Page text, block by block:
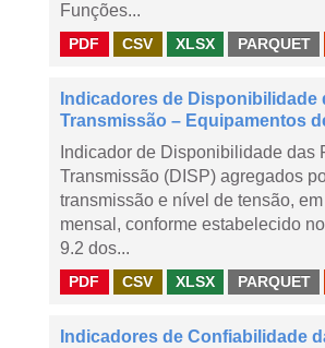
Funções...
PDF CSV XLSX PARQUET
Indicadores de Disponibilidade
Transmissão – Equipamentos
Indicador de Disponibilidade das
Transmissão (DISP) agregados
transmissão e nível de tensão,
mensal, conforme estabelecido
9.2 dos...
PDF CSV XLSX PARQUET
Indicadores de Confiabilidade